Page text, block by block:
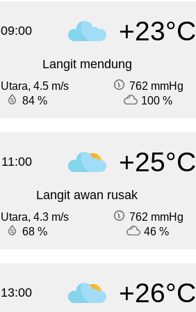
09:00 +23°C
Langit mendung
Utara, 4.5 m/s
762 mmHg
84 %
100 %
11:00 +25°C
Langit awan rusak
Utara, 4.3 m/s
762 mmHg
68 %
46 %
13:00 +26°C